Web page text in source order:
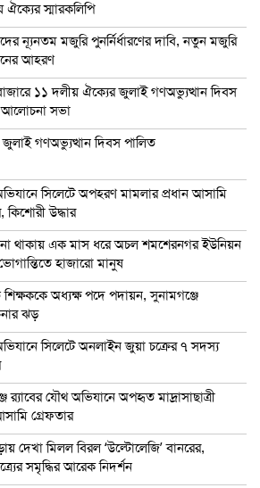
ঐক্যের স্মারকলিপি
ন্যূনতম মজুরি পুনর্নির্ধারণের দাবি, নতুন মজুরি
আহরণ
১১ দলীয় ঐক্যের জুলাই গণঅভ্যুত্থান দিবস
আলোচনা সভা
জুলাই গণঅভ্যুত্থান দিবস পালিত
সিলেটে অপহরণ মামলার প্রধান আসামি
কিশোরী উদ্ধার
থাকায় এক মাস ধরে অচল শমশেরনগর ইউনিয়ন
হাজারো মানুষ
অধ্যক্ষ পদে পদায়ন, সুনামগঞ্জে
ঝড়
সিলেটে অনলাইন জুয়া চক্রের ৭ সদস্য
র‍্যাবের যৌথ অভিযানে অপহৃত মাদ্রাসাছাত্রী
গ্রেফতার
দেখা মিলল বিরল ‘উল্টোলেজি’ বানরের,
সমৃদ্ধির আরেক নিদর্শন